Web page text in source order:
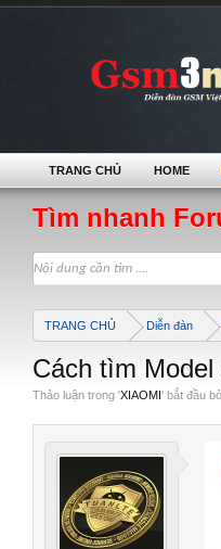
Tìm nhanh
TRANG CHỦ Diễn đàn
Cách tìm
Thảo luận trong 'XIAOMI' bắt đầu
TRANG CHỦ HOME